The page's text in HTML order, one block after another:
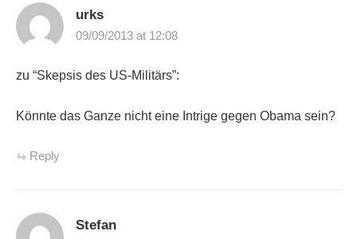
urks
09/09/2013 at 12:08
zu “Skepsis des US-Militärs”:
Könnte das Ganze nicht eine Intrige gegen Obama sein?
Reply
Stefan